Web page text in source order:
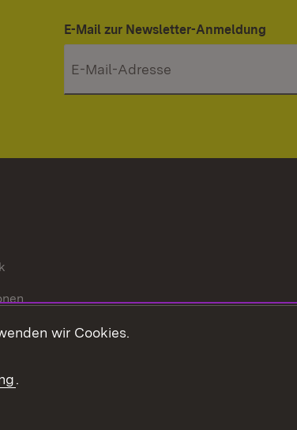
E-Mail zur Newsletter-Anmeldung
Ausbildungwir Cookies.
.